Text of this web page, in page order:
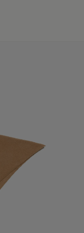
ペーン開催中